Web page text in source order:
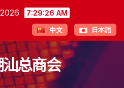
7:29:28 AM
中文 日本語
总商会